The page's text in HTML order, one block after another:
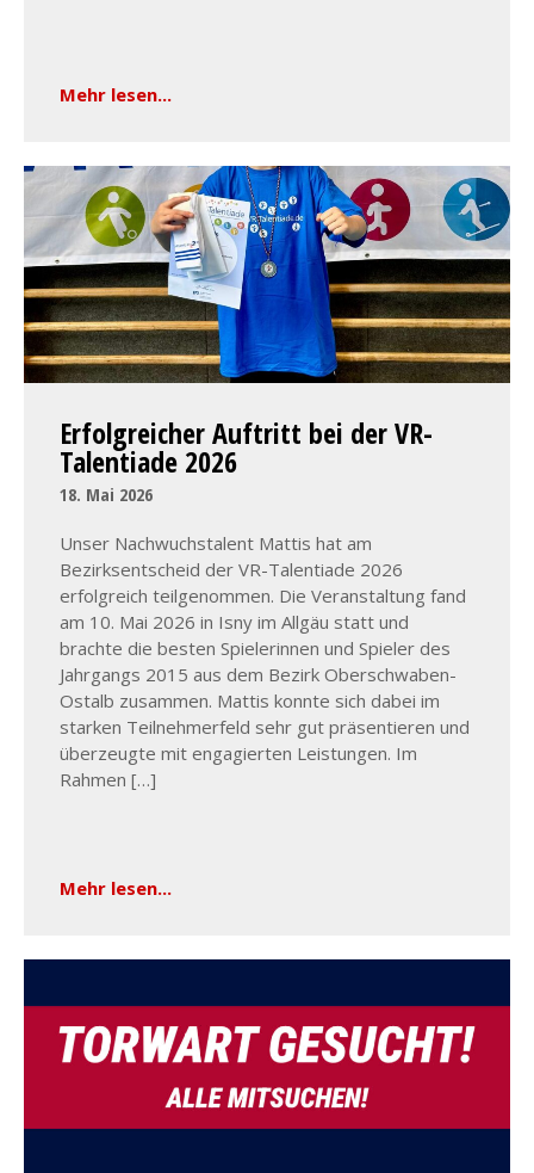
Mehr lesen...
Erfolgreicher Auftritt bei der VR-
Talentiade 2026
18. Mai 2026
Unser Nachwuchstalent Mattis hat am
Bezirksentscheid der VR-Talentiade 2026
erfolgreich teilgenommen. Die Veranstaltung fand
am 10. Mai 2026 in Isny im Allgäu statt und
brachte die besten Spielerinnen und Spieler des
Jahrgangs 2015 aus dem Bezirk Oberschwaben-
Ostalb zusammen. Mattis konnte sich dabei im
starken Teilnehmerfeld sehr gut präsentieren und
überzeugte mit engagierten Leistungen. Im
Rahmen […]
Mehr lesen...